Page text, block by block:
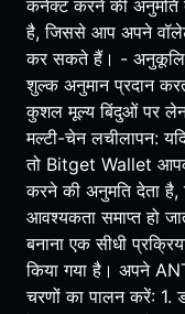
कनेक्ट करने की अनुमति
है, जिससे आप अपने
कर सकते हैं। - अनुकूलित
शुल्क अनुमान प्रदान
कुशल मूल्य बिंदुओं पर
मल्टी-चेन लचीलापन:
तो Bitget Wallet
करने की अनुमति देता
आवश्यकता समाप्त हो
बनाना एक सीधी
किया गया है। अपने
चरणों का पालन करें: 1.